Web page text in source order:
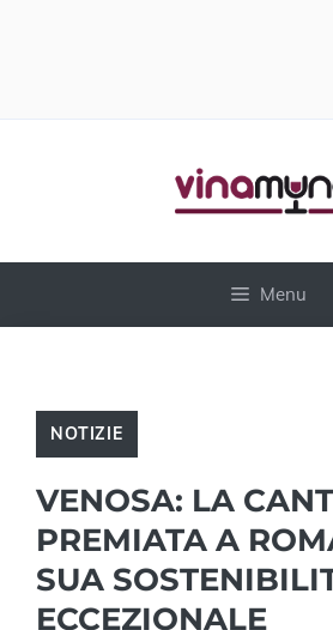
Menu
NOTIZIE
VENOSA: LA
PREMIATA A
SUA
ECCEZIONALE